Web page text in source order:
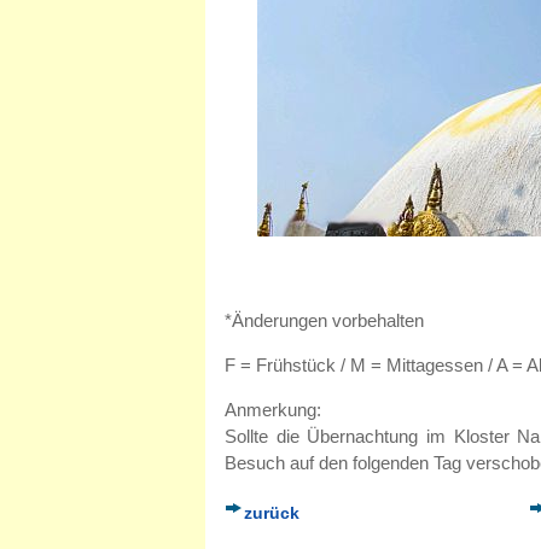
*Änderungen vorbehalten
F = Frühstück / M = Mittagessen / A =
Anmerkung:
Sollte die Übernachtung im Kloster
Besuch auf den folgenden Tag
zurück